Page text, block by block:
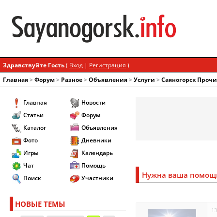
Здравствуйте Гость( Вход | Регистрация )
Главная> Форум> Разное> Объявления> Услуги > Саяногорск
Главная
Статьи
Каталог
Фото
Игры
Чат
Поиск
Новости
Форум
Объявления
Дневники
Календарь
Помощь
Участники
НОВЫЕ ТЕМЫ
Нужна ваша